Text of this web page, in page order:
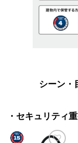
シーン・
・セキュリティ